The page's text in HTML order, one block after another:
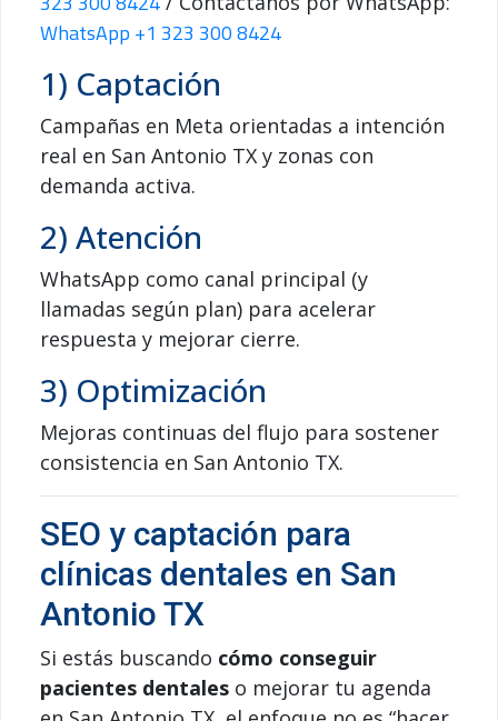
WhatsApp +1 323 300 8424
1) Captación
Campañas en Meta orientadas a intención
real en San Antonio TX y zonas con
demanda activa.
2) Atención
WhatsApp como canal principal (y
llamadas según plan) para acelerar
respuesta y mejorar cierre.
3) Optimización
Mejoras continuas del flujo para sostener
consistencia en San Antonio TX.
SEO y captación para
clínicas dentales en San
Antonio TX
Si estás buscando cómo conseguir
pacientes dentales o mejorar tu agenda